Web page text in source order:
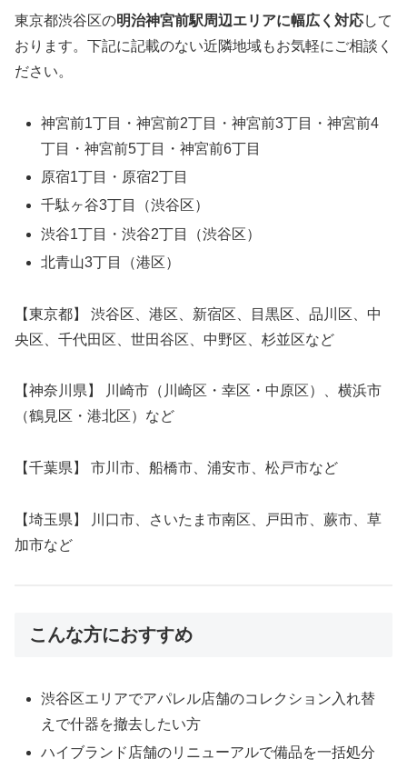
東京都渋谷区の明治神宮前駅周辺エリアに幅広く対応して
おります。下記に記載のない近隣地域もお気軽にご相談く
ださい。
神宮前1丁目・神宮前2丁目・神宮前3丁目・神宮前4
丁目・神宮前5丁目・神宮前6丁目
原宿1丁目・原宿2丁目
千駄ヶ谷3丁目（渋谷区）
渋谷1丁目・渋谷2丁目（渋谷区）
北青山3丁目（港区）
【東京都】 渋谷区、港区、新宿区、目黒区、品川区、中
央区、千代田区、世田谷区、中野区、杉並区など
【神奈川県】 川崎市（川崎区・幸区・中原区）、横浜市
（鶴見区・港北区）など
【千葉県】 市川市、船橋市、浦安市、松戸市など
【埼玉県】 川口市、さいたま市南区、戸田市、蕨市、草
加市など
こんな方におすすめ
渋谷区エリアでアパレル店舗のコレクション入れ替
えで什器を撤去したい方
ハイブランド店舗のリニューアルで備品を一括処分